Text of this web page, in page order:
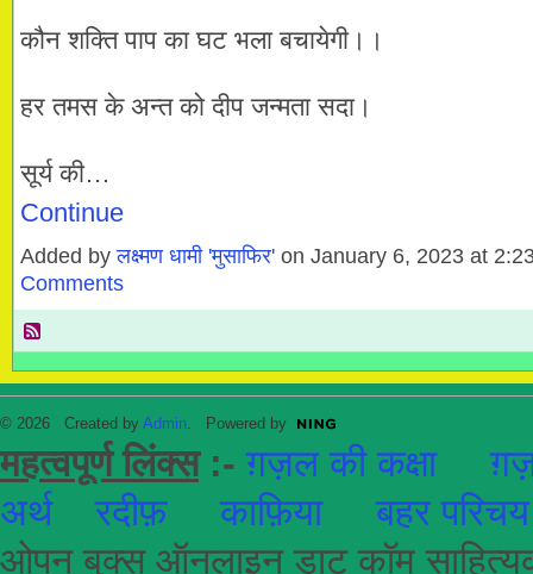
कौन शक्ति पाप का घट भला बचायेगी।।
हर तमस के अन्त को दीप जन्मता सदा।
सूर्य की…
Continue
Added byलक्ष्मण धामी 'मुसाफिर' on January 6, 2023 at
Comments
© 2026 Created by Admin . Powered by
महत्वपूर्ण लिंक्स :- ग़ज़ल की कक्षा
अर्थ
रदीफ़ काफ़िया
बहर
ओपन बुक्स ऑनलाइन डाट कॉम